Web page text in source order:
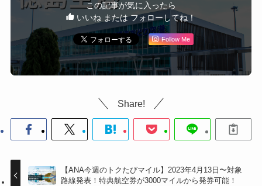
この記事が気に入ったら
いいね または フォローしてね！
Follow Me
Share!
【ANA今週のトクたびマイル】2023年4月13日〜対象
路線発表！特典航空券が3000マイルから発券可能！